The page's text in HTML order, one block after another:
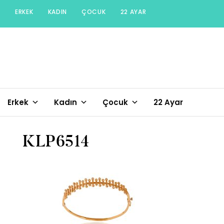
content
ERKEK KADIN ÇOCUK 22 AYAR
Erkek Kadın Çocuk 22 Ayar
KLP6514